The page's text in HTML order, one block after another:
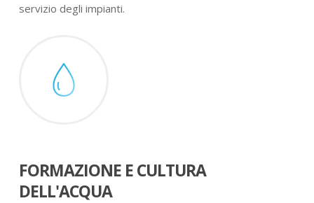
servizio degli impianti.
FORMAZIONE E CULTURA
DELL'ACQUA